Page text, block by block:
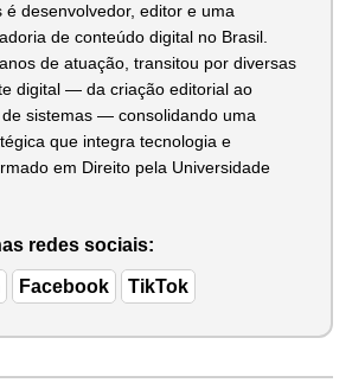
é desenvolvedor, editor e uma
de conteúdo digital no Brasil.
de atuação, transitou por diversas
digital — da criação editorial ao
sistemas — consolidando uma
que integra tecnologia e
em Direito pela Universidade
redes sociais:
Facebook TikTok